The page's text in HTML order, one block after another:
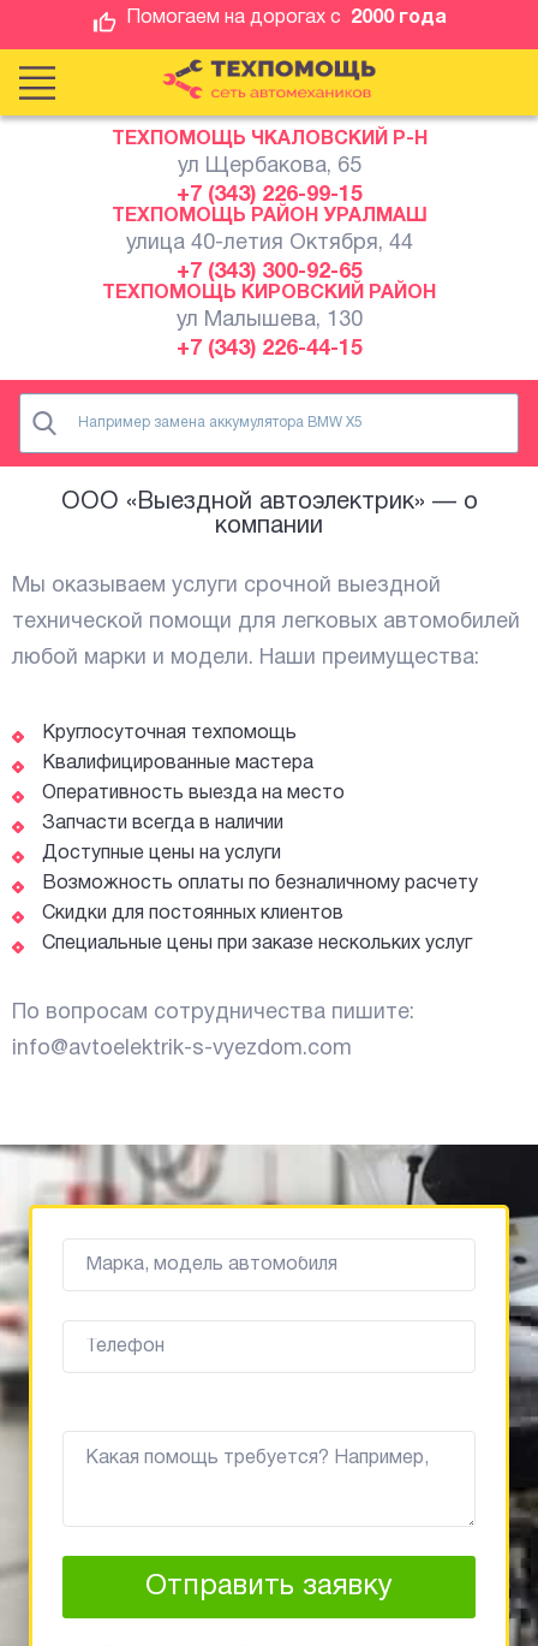
Помогаем на дорогах с 2000 года
ТЕХПОМОЩЬ ЧКАЛОВСКИЙ Р-Н
ул Щербакова, 65
+7 (343) 226-99-15
ТЕХПОМОЩЬ РАЙОН УРАЛМАШ
улица 40-летия Октября, 44
+7 (343) 300-92-65
ТЕХПОМОЩЬ КИРОВСКИЙ РАЙОН
ул Малышева, 130
+7 (343) 226-44-15
ООО «Выездной автоэлектрик» — о
компании
Мы оказываем услуги срочной выездной
технической помощи для легковых автомобилей
любой марки и модели. Наши преимущества:
Круглосуточная техпомощь
Квалифицированные мастера
Оперативность выезда на место
Запчасти всегда в наличии
Доступные цены на услуги
Возможность оплаты по безналичному расчету
Скидки для постоянных клиентов
Специальные цены при заказе нескольких услуг
По вопросам сотрудничества пишите:
info@avtoelektrik-s-vyezdom.com
Отправить заявку